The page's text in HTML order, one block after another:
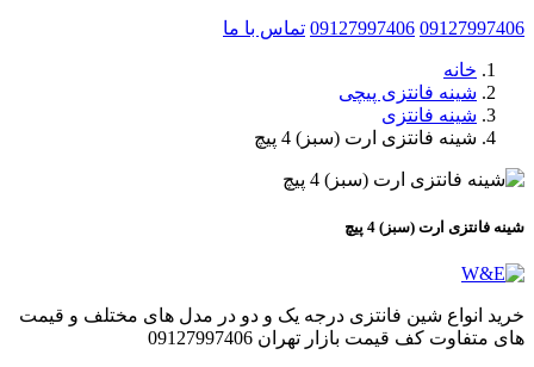
09127997406
09127997406 تماس با ما
خانه
شینه فانتزی پیچی
شینه فانتزی
شینه فانتزی ارت (سبز) 4 پیچ
شینه فانتزی ارت (سبز) 4 پیچ
خرید انواع شین فانتزی درجه یک و دو در مدل های مختلف و قیمت
های متفاوت کف قیمت بازار تهران 09127997406